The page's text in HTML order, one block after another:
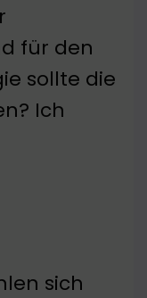
für den
sollte die
Ich
sich